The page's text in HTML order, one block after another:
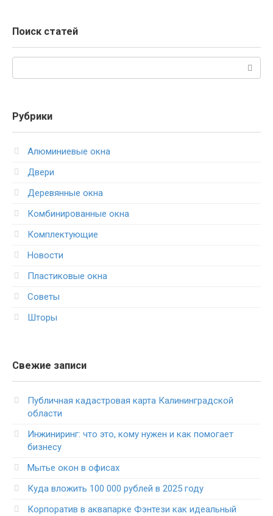
Поиск статей
Рубрики
Алюминиевые окна
Двери
Деревянные окна
Комбинированные окна
Комплектующие
Новости
Пластиковые окна
Советы
Шторы
Свежие записи
Публичная кадастровая карта Калининградской
области
Инжиниринг: что это, кому нужен и как помогает
бизнесу
Мытье окон в офисах
Куда вложить 100 000 рублей в 2025 году
Корпоратив в аквапарке Фэнтези как идеальный